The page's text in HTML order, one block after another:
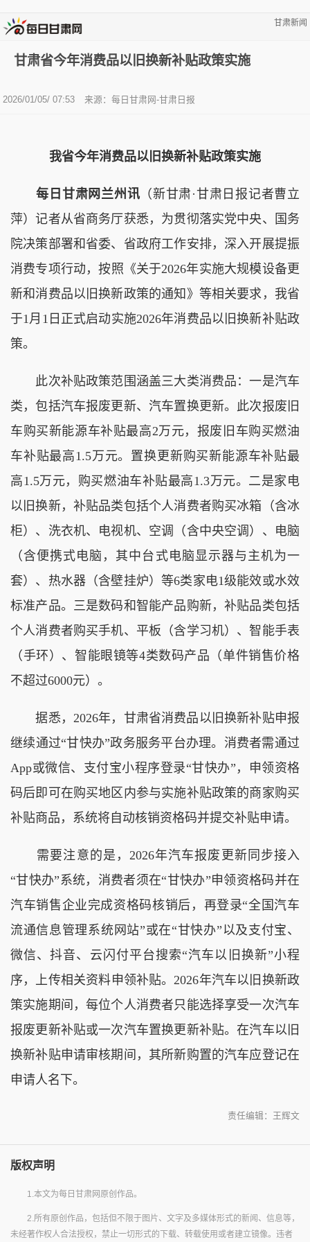
甘肃新闻
甘肃省今年消费品以旧换新补贴政策实施
2026/01/05/ 07:53 来源：每日甘肃网-甘肃日报
我省今年消费品以旧换新补贴政策实施
每日甘肃网兰州讯 （新甘肃·甘肃日报记者曹立
萍）记者从省商务厅获悉，为贯彻落实党中央、国务
院决策部署和省委、省政府工作安排，深入开展提振
消费专项行动，按照《关于2026年实施大规模设备更
新和消费品以旧换新政策的通知》等相关要求，我省
于1月1日正式启动实施2026年消费品以旧换新补贴政
策。
此次补贴政策范围涵盖三大类消费品：一是汽车
类，包括汽车报废更新、汽车置换更新。此次报废旧
车购买新能源车补贴最高2万元，报废旧车购买燃油
车补贴最高1.5万元。置换更新购买新能源车补贴最
高1.5万元，购买燃油车补贴最高1.3万元。二是家电
以旧换新，补贴品类包括个人消费者购买冰箱（含冰
柜）、洗衣机、电视机、空调（含中央空调）、电脑
（含便携式电脑，其中台式电脑显示器与主机为一
套）、热水器（含壁挂炉）等6类家电1级能效或水效
标准产品。三是数码和智能产品购新，补贴品类包括
个人消费者购买手机、平板（含学习机）、智能手表
（手环）、智能眼镜等4类数码产品（单件销售价格
不超过6000元）。
据悉，2026年，甘肃省消费品以旧换新补贴申报
继续通过“甘快办”政务服务平台办理。消费者需通过
App或微信、支付宝小程序登录“甘快办”，申领资格
码后即可在购买地区内参与实施补贴政策的商家购买
补贴商品，系统将自动核销资格码并提交补贴申请。
需要注意的是，2026年汽车报废更新同步接入
“甘快办”系统，消费者须在“甘快办”申领资格码并在
汽车销售企业完成资格码核销后，再登录“全国汽车
流通信息管理系统网站”或在“甘快办”以及支付宝、
微信、抖音、云闪付平台搜索“汽车以旧换新”小程
序，上传相关资料申领补贴。2026年汽车以旧换新政
策实施期间，每位个人消费者只能选择享受一次汽车
报废更新补贴或一次汽车置换更新补贴。在汽车以旧
换新补贴申请审核期间，其所新购置的汽车应登记在
申请人名下。
责任编辑：王辉文
版权声明
1.本文为每日甘肃网原创作品。
2.所有原创作品，包括但不限于图片、文字及多媒体形式的新闻、信息等，
未经著作权人合法授权，禁止一切形式的下载、转载使用或者建立镜像。违者